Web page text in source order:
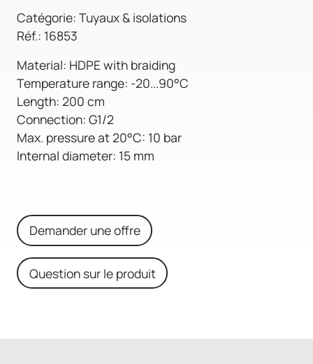
Catégorie: Tuyaux & isolations
Réf.: 16853
Material: HDPE with braiding
Temperature range: -20...90°C
Length: 200 cm
Connection: G1/2
Max. pressure at 20°C: 10 bar
Internal diameter: 15 mm
Demander une offre
Question sur le produit